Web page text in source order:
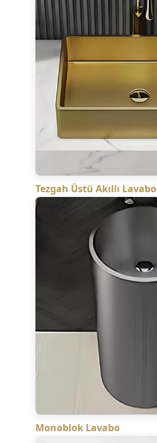
Tezgah Üstü Akıllı Lavabo
Monoblok Lavabo